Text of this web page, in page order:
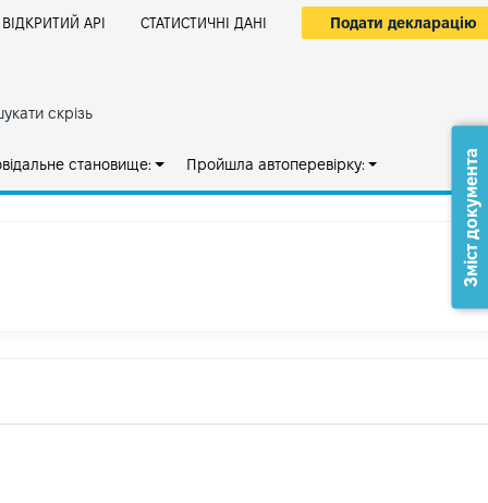
ВІДКРИТИЙ АРІ СТАТИСТИЧНІ ДАНІ Подати декларацію
скрізь
становище: Пройшла автоперевірку: Зміст документа